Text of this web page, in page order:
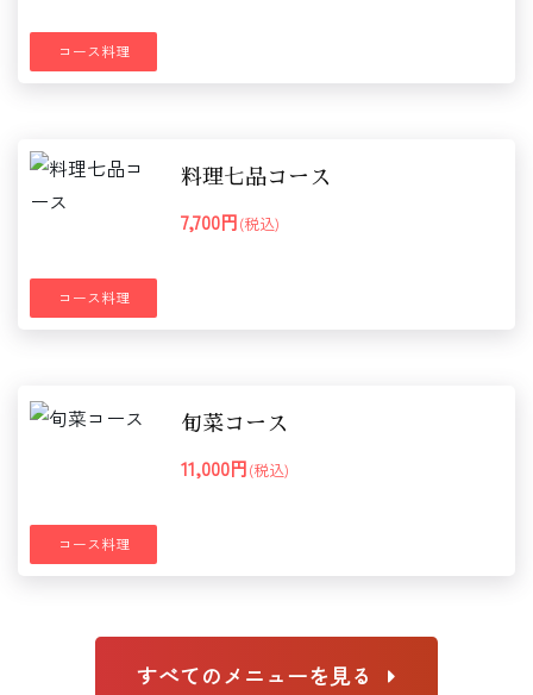
コース料理
コース料理
料理七品コース
7,700円(税込)
コース料理
旬菜コース
11,000円(税込)
すべてのメニューを見る